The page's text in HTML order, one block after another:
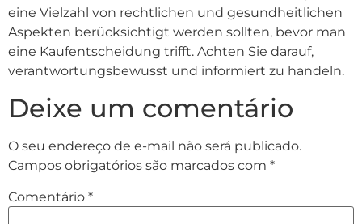
eine Vielzahl von rechtlichen und gesundheitlichen
Aspekten berücksichtigt werden sollten, bevor man
eine Kaufentscheidung trifft. Achten Sie darauf,
verantwortungsbewusst und informiert zu handeln.
Deixe um comentário
O seu endereço de e-mail não será publicado.
Campos obrigatórios são marcados com *
Comentário *